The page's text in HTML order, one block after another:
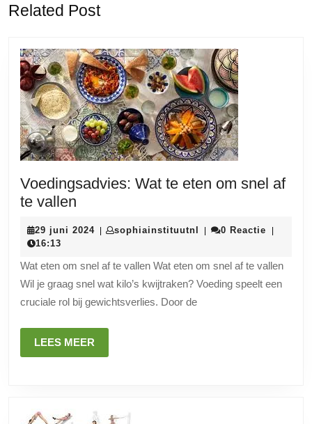
bericht:
Related Post
Voedingsadvies: Wat te eten om snel af
te vallen
te
om
snel
af
te
vallen
29 juni 202429| sophiainstituutnl sophiainstituutnl
| 0 Reactie |
16:13
Wat eten om snel af te vallen Wat eten om snel af te vallen
Wil je graag snel wat kilo’s kwijtraken? Voeding speelt een
cruciale rol bij gewichtsverlies. Door de
LEES MEER
MEER